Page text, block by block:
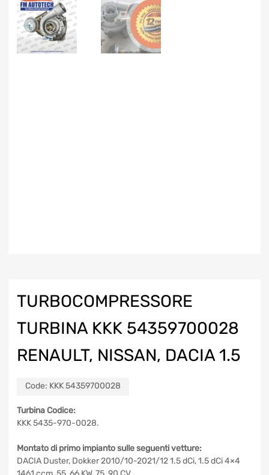
TURBOCOMPRESSORE
TURBINA KKK 54359700028
RENAULT, NISSAN, DACIA 1.5
Code: KKK 54359700028
Turbina Codice:
KKK 5435-970-0028.
Montato di primo impianto sulle seguenti vetture:
DACIA Duster, Dokker 2010/10-2021/12 1.5 dCi, 1.5 dCi 4×4